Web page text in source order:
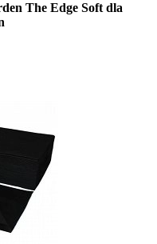
The Edge Soft dla